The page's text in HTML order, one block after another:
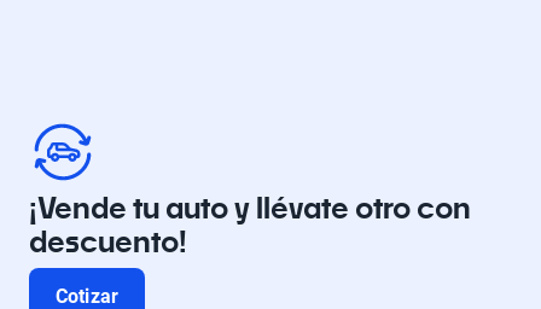
¡Vende tu auto y llévate otro con
descuento!
Cotizar